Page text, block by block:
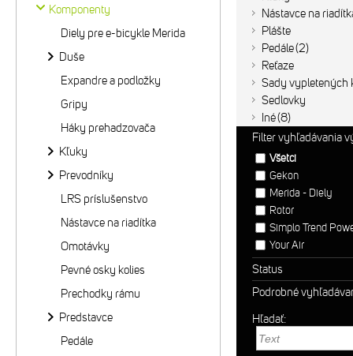
Nástavce na
Plášte
Pedále 2
Reťaze
Sady vypletených
Sedlovky
Iné 8
Filter vyhľadávania
Všetci
Gekon
Merida - Diely
Rotor
Simplo Trend
Your Air
Status
Podrobné
Hľadať:
Komponenty
Diely pre e-bicykle Merida
Duše
Expandre a podložky
Gripy
Háky prehadzovača
Kľuky
Prevodníky
LRS príslušenstvo
Nástavce na riadítka
Omotávky
Pevné osky kolies
Prechodky rámu
Predstavce
Pedále